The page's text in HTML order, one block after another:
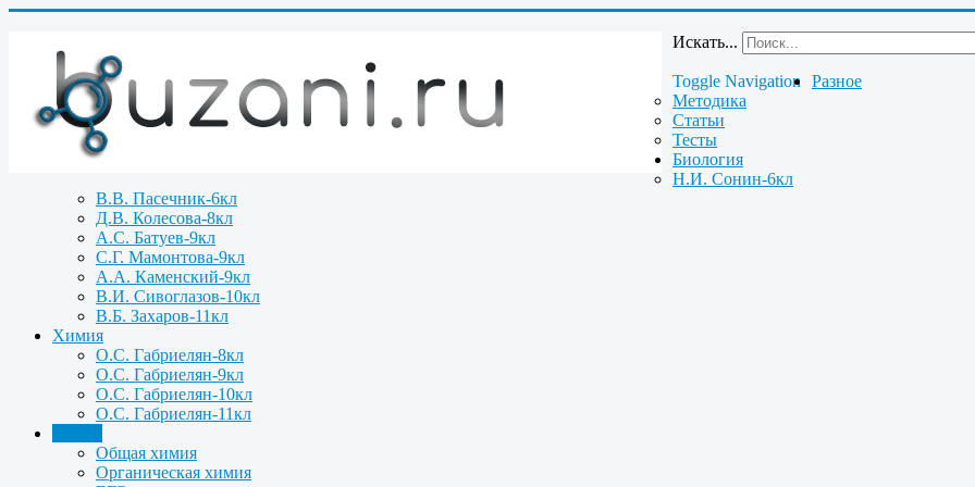
Искать...
Toggle Navigation
Разное
Методика
Статьи
Тесты
Биология
Н.И. Сонин-6кл
В.В. Пасечник-6кл
Д.В. Колесова-8кл
А.С. Батуев-9кл
С.Г. Мамонтова-9кл
А.А. Каменский-9кл
В.И. Сивоглазов-10кл
В.Б. Захаров-11кл
Химия
О.С. Габриелян-8кл
О.С. Габриелян-9кл
О.С. Габриелян-10кл
О.С. Габриелян-11кл
Общая химия
Органическая химия